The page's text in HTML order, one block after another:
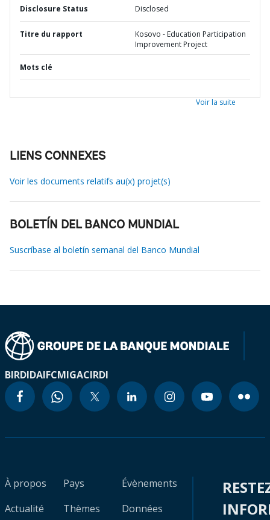
Disclosure Status Disclosed
Titre du rapport
Kosovo - Education Participation
Improvement Project
Mots clé
Voir la suite
LIENS CONNEXES
Voir les documents relatifs au(x) projet(s)
BOLETÍN DEL BANCO MUNDIAL
Suscríbase al boletín semanal del Banco Mundial
BIRDIDAIFCMIGACIRDI
À propos
Actualité
Pays
Thèmes
Évènements
Données